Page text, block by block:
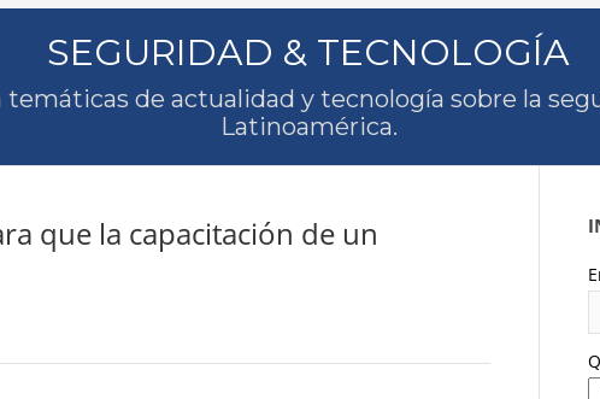
SEGURIDAD & TECNOLOGÍA
temáticas de actualidad y tecnología sobre la
Latinoamérica.
que la capacitación de un